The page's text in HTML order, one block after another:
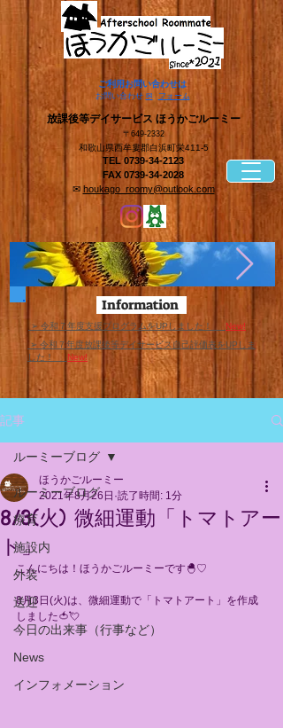
​ご利用お問い合わせは
​お問い合わせ ✉ フォーム
​放課後等デイサービス ほうかごルーミー
〒649-2332
和歌山県西牟婁郡白浜町栄411-5
TEL0739-34-2123
FAX 0739-34-2028
✉ houkago_roomy@outlook.com
Information
​ ➢ 令和７年度支援プログラムをUPしました！ New!
​ ➢ 令和７年度放課後等デイサービス自己評価表をUPしま
した！
New!
記事
ルーミーブログ
療育
施設内
外装
送迎
今日の出来事（行事など）
News
インフォメーション
ルーミーブログ
8/3(火) 微細運動「トマトアー
ト」
ほうかごルーミー
2021年8月26日 読了時間: 1分
こんにちは！ほうかごルーミーです🐣♡
8月3日(火)は、微細運動で「トマトアート」を作成
しました🍅💘